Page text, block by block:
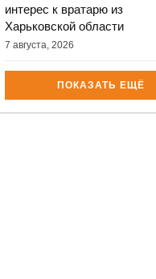
интерес к вратарю из
Харьковской области
7 августа, 2026
ПОКАЗАТЬ ЕЩЁ